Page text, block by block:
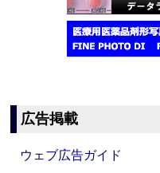
広告掲載
ウェブ広告ガイド